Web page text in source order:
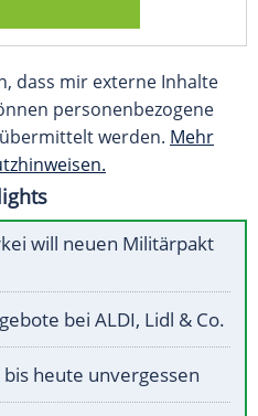
dass mir externe Inhalte
personenbezogene
werden. Mehr
will neuen Militärpakt
bei ALDI, Lidl & Co.
bis heute unvergessen